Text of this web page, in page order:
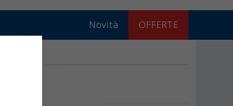
Novità OFFERTE